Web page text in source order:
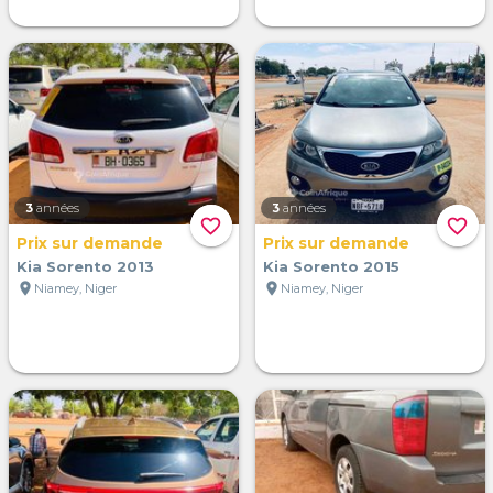
favorite_border
3 années
Prix sur demande
Kia Sorento 2013
location_on Niamey, Niger
favorite_border
3 années
Prix sur demande
Kia Sorento 2015
location_on Niamey, Niger